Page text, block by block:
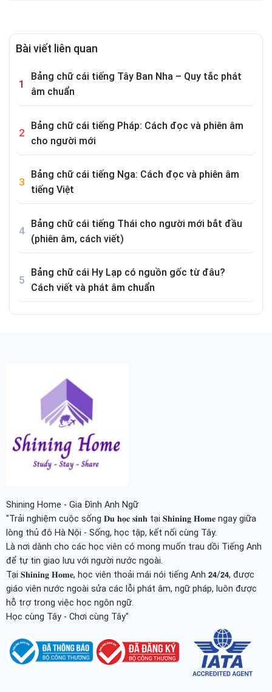
Bài viết liên quan
Bảng chữ cái tiếng Tây Ban Nha – Quy tắc phát
âm chuẩn
Bảng chữ cái tiếng Pháp: Cách đọc và phiên âm
cho người mới
Bảng chữ cái tiếng Nga: Cách đọc và phiên âm
tiếng Việt
Bảng chữ cái tiếng Thái cho người mới bắt đầu
(phiên âm, cách viết)
Bảng chữ cái Hy Lạp có nguồn gốc từ đâu?
Cách viết và phát âm chuẩn
Shining Home - Gia Đình Anh Ngữ
"Trải nghiệm cuộc sống 𝐃𝐮 𝐡𝐨̣𝐜 𝐬𝐢𝐧𝐡 tại 𝐒𝐡𝐢𝐧𝐢𝐧𝐠 𝐇𝐨𝐦𝐞 ngay giữa
lòng thủ đô Hà Nội - Sống, học tập, kết nối cùng Tây.
Là nơi dành cho các học viên có mong muốn trau dồi Tiếng Anh
để tự tin giao lưu với người nước ngoài.
Tại 𝐒𝐡𝐢𝐧𝐢𝐧𝐠 𝐇𝐨𝐦𝐞, học viên thoải mái nói tiếng Anh 𝟮𝟰/𝟮𝟰, được
giáo viên nước ngoài sửa các lỗi phát âm, ngữ pháp, luôn được
hỗ trợ trong việc học ngôn ngữ.
Học cùng Tây - Chơi cùng Tây"